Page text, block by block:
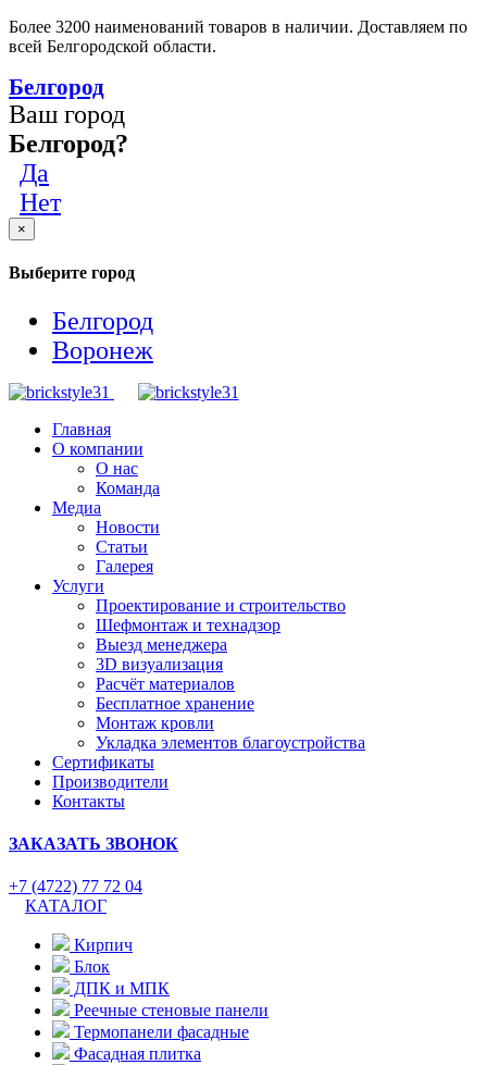
Более 3200 наименований товаров в наличии. Доставляем по
всей Белгородской области.
Белгород
Ваш город
Белгород?
Да
Нет
×
Выберите город
Белгород
Воронеж
Главная
О компании
О нас
Команда
Медиа
Новости
Статьи
Галерея
Услуги
Проектирование и строительство
Шефмонтаж и технадзор
Выезд менеджера
3D визуализация
Расчёт материалов
Бесплатное хранение
Монтаж кровли
Укладка элементов благоустройства
Сертификаты
Производители
Контакты
ЗАКАЗАТЬ ЗВОНОК
+7 (4722) 77 72 04
КАТАЛОГ
Кирпич
Блок
ДПК и МПК
Реечные стеновые панели
Термопанели фасадные
Фасадная плитка